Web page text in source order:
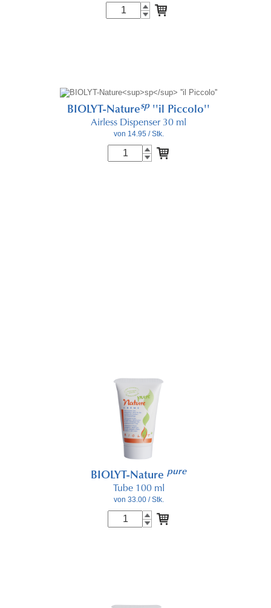
BIOLYT-Naturesp ''il Piccolo''
Airless Dispenser 30 ml
von 14.95 / Stk.
BIOLYT-Naturepure
Tube 100 ml
von 33.00/ Stk.